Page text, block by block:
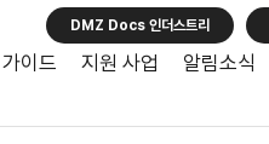
이드 지원 사업 알림소식
DMZ Docs 인더스트리